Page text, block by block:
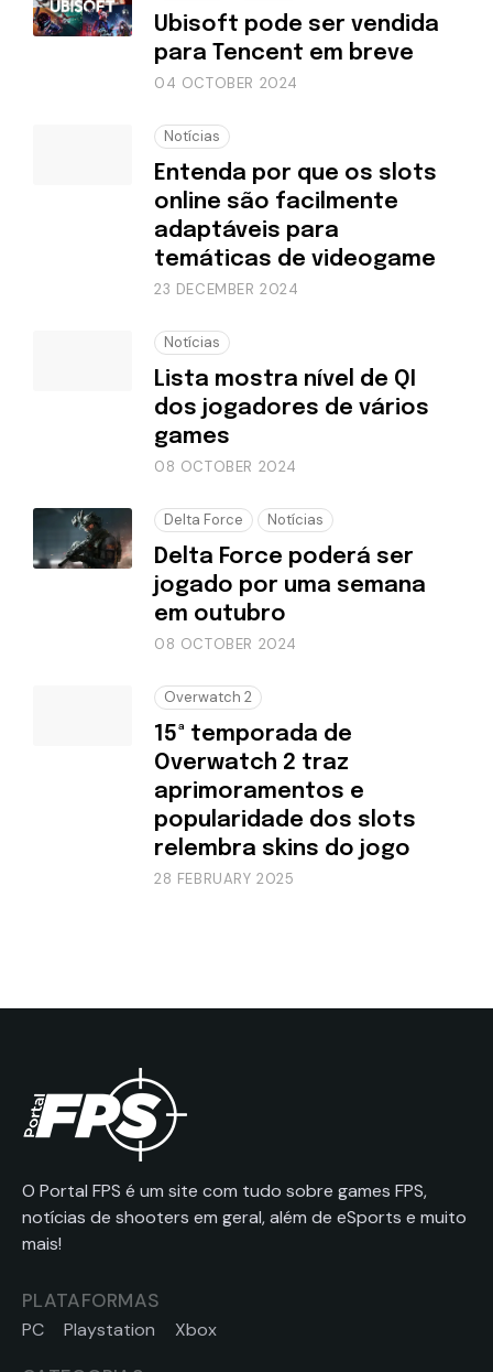
Ubisoft pode ser vendida
para Tencent em breve
04 OCTOBER 2024
Notícias
Entenda por que os slots
online são facilmente
adaptáveis para
temáticas de videogame
23 DECEMBER 2024
Notícias
Lista mostra nível de QI
dos jogadores de vários
games
08 OCTOBER 2024
Delta Force Notícias
Delta Force poderá ser
jogado por uma semana
em outubro
08 OCTOBER 2024
Overwatch 2
15ª temporada de
Overwatch 2 traz
aprimoramentos e
popularidade dos slots
relembra skins do jogo
28 FEBRUARY 2025
O Portal FPS é um site com tudo sobre games FPS,
notícias de shooters em geral, além de eSports e muito
mais!
PLATAFORMAS
PC Playstation Xbox